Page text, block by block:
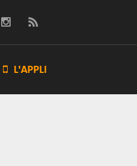
 L'APPLI